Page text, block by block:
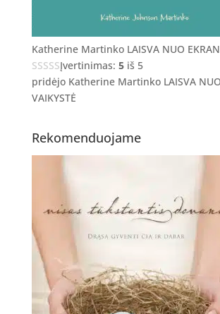
Katherine Martinko LAISVA NUO
Įvertinimas: 5iš 5
pridėjo Katherine Martinko LAISVA
VAIKYSTĖ
Rekomenduojame